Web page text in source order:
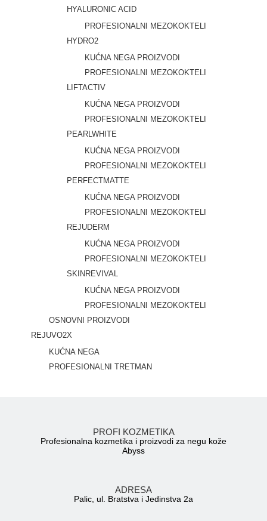
HYALURONIC ACID
PROFESIONALNI MEZOKOKTELI
HYDRO2
KUĆNA NEGA PROIZVODI
PROFESIONALNI MEZOKOKTELI
LIFTACTIV
KUĆNA NEGA PROIZVODI
PROFESIONALNI MEZOKOKTELI
PEARLWHITE
KUĆNA NEGA PROIZVODI
PROFESIONALNI MEZOKOKTELI
PERFECTMATTE
KUĆNA NEGA PROIZVODI
PROFESIONALNI MEZOKOKTELI
REJUDERM
KUĆNA NEGA PROIZVODI
PROFESIONALNI MEZOKOKTELI
SKINREVIVAL
KUĆNA NEGA PROIZVODI
PROFESIONALNI MEZOKOKTELI
OSNOVNI PROIZVODI
REJUVO2X
KUĆNA NEGA
PROFESIONALNI TRETMAN
PROFI KOZMETIKA
Profesionalna kozmetika i proizvodi za negu kože
Abyss
ADRESA
Palic, ul. Bratstva i Jedinstva 2a